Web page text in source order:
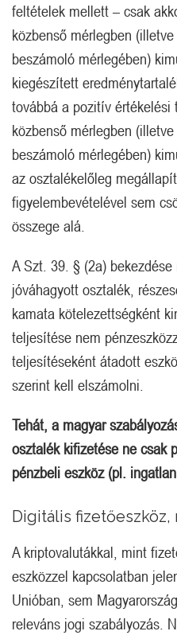
feltételek mellett – csak
közbenső mérlegben
beszámoló mérlegében)
kiegészített
továbbá a pozitív értékelési
közbenső mérlegben
beszámoló mérlegében)
az osztalékelőleg
figyelembevételével sem
összege alá.
A Szt. 39. § (2a)
jóváhagyott osztalék,
kamata kötelezettségként
teljesítése nem
teljesítéseként átadott
szerint kell elszámolni.
Tehát, a magyar
osztalék kifizetése ne csak
pénzbeli eszköz (pl.
Digitális fizetőeszköz,
A kriptovalutákkal, mint
eszközzel kapcsolatban
Unióban, sem
releváns jogi szabályozás.